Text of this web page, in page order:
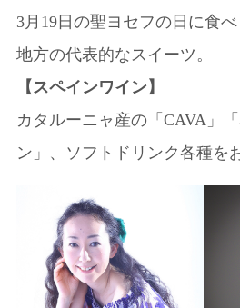
3月19日の聖ヨセフの日に食
地方の代表的なスイーツ。
【スペインワイン】
カタルーニャ産の「CAVA」
ン」、ソフトドリンク各種を